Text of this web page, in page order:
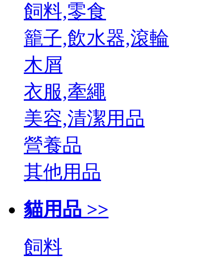
飼料,零食
籠子,飲水器,滾輪
木屑
衣服,牽繩
美容,清潔用品
營養品
其他用品
貓用品 >>
飼料